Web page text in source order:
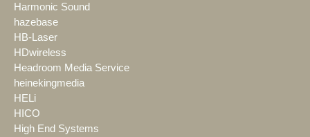
Harmonic Sound
hazebase
HB-Laser
HDwireless
Headroom Media Service
heinekingmedia
HELi
HICO
High End Systems